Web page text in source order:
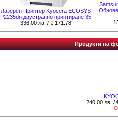
Лазерен Принтер Kyocera ECOSYS
P2235dn двустранно принтиране 35
336.00 лв. / € 171.78
Продукти на
240.00 лв. /